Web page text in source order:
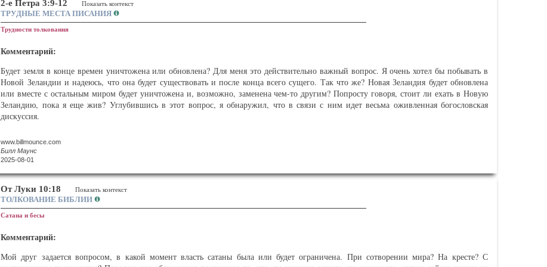
2-е Петра 3:9-12 Показать контекст
ТРУДНЫЕ МЕСТА ПИСАНИЯ
Трудности толкования
Комментарий:
Будет земля в конце времен уничтожена или обновлена? Для меня это действительно важный вопрос. Я очень хотел бы побывать в
Новой Зеландии и надеюсь, что она будет существовать и после конца всего сущего. Так что же? Новая Зеландия будет обновлена
или вместе с остальным миром будет уничтожена и, возможно, заменена чем-то другим? Попросту говоря, стоит ли ехать в Новую
Зеландию, пока я еще жив? Углубившись в этот вопрос, я обнаружил, что в связи с ним идет весьма оживленная богословская
дискуссия.
(στοιχεῖα) же, разгоревшись, разрушатся (λυθήσεται), земля и все дела на ней сгорят (εὑρεθήσεται). Если так все это разрушится
(λυομένων), то какими должно быть в святой жизни и благочестии вам, ожидающим и желающим пришествия дня Божия, в
текста и вариантов перевода).
Словарь BDAG в третьем пункте определения слова παρέρχομαι поясняет его смысл так: «Прийти к концу и потому более не
существовать, пройти, исчезнуть». В большинстве переводов используются варианты «прейдут» и «исчезнут». Это же глагол мы
Откр. 6:12–14).
Перевод NIV предпочитает чтение εὑρεθήσεται («быть найденным»), которое истолковывает как «открыто, обнаружено, выставлено
www.billmounce.com
Билл Маунс
2025-08-01
От Луки 10:18 Показать контекст
ТОЛКОВАНИЕ БИБЛИИ
Сатана и бесы
Комментарий:
Мой друг задается вопросом, в какой момент власть сатаны была или будет ограничена. При сотворении мира? На кресте? С